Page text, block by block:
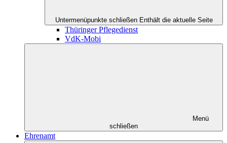
Untermenüpunkte schließen Enthält die aktuelle Seite
Thüringer Pflegedienst
VdK-Mobi
Menü
schließen
Ehrenamt